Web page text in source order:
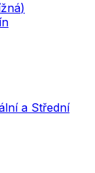
)
a Střední